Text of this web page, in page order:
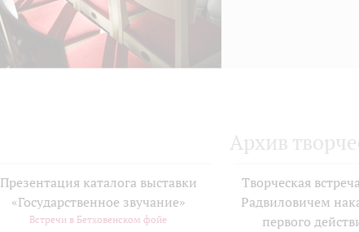
Архив
Презентация каталога выставки
«Государственное звучание»
Встречи в Бетховенском фойе
Творческая
Радвиловичем
первого